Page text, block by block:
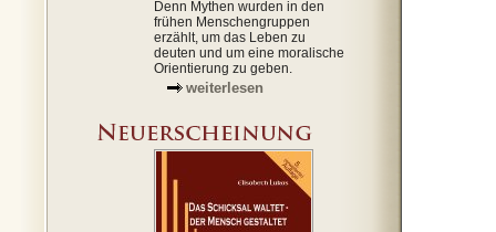
Denn Mythen wurden in den
frühen Menschengruppen
erzählt, um das Leben zu
deuten und um eine moralische
Orientierung zu geben.
weiterlesen